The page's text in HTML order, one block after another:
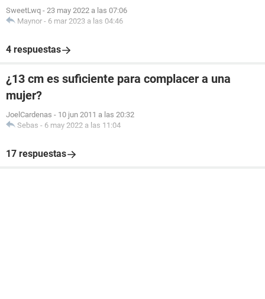
SweetLwq - 23 may 2022 a las 07:06
Maynor - 6 mar 2023 a las 04:46
4 respuestas
¿13 cm es suficiente para complacer a una
mujer?
JoelCardenas - 10 jun 2011 a las 20:32
Sebas - 6 may 2022 a las 11:04
17 respuestas